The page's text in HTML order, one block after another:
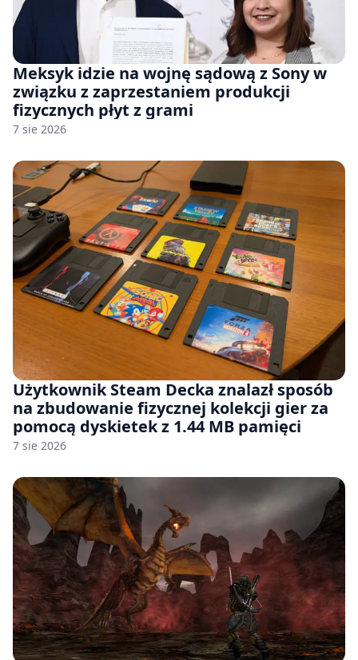
Meksyk idzie na wojnę sądową z Sony w
związku z zaprzestaniem produkcji
fizycznych płyt z grami
7 sie 2026
Użytkownik Steam Decka znalazł sposób
na zbudowanie fizycznej kolekcji gier za
pomocą dyskietek z 1.44 MB pamięci
7 sie 2026